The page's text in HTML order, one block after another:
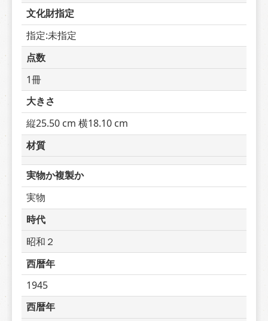
文化財指定
指定:未指定
点数
1冊
大きさ
縦25.50 cm 横18.10 cm
材質
実物か複製か
実物
時代
昭和２
西暦年
1945
西暦年